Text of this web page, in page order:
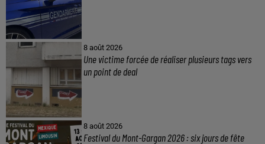
8 août 2026
Une victime forcée de réaliser plusieurs tags vers
un point de deal
8 août 2026
Festival du Mont-Gargan 2026 : six jours de fête